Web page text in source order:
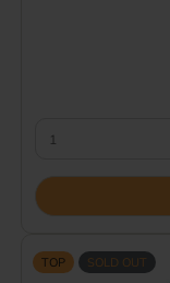
TOP SOLD OUT